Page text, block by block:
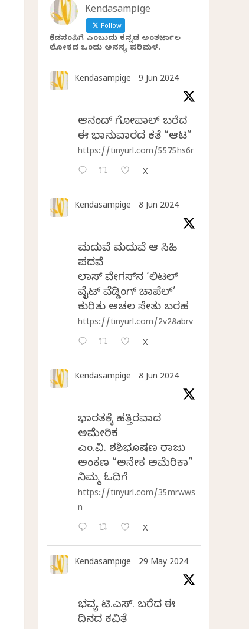
Kendasampige
Follow
ಕೆಂಡಸಂಪಿಗೆ ಎಂಬುದು ಕನ್ನಡ ಅಂತರ್ಜಾಲ
ಲೋಕದ ಒಂದು ಅನನ್ಯ ಪರಿಮಳ.
Kendasampige 9 Jun 2024
ಆನಂದ್‌ ಗೋಪಾಲ್‌ ಬರೆದ
ಈ ಭಾನುವಾರದ ಕತೆ “ಆಟ”
https://tinyurl.com/5575hs6r
X
Kendasampige 8 Jun 2024
ಮದುವೆ ಮದುವೆ ಆ ಸಿಹಿ
ಪದವೆ
ಲಾಸ್‌ ವೇಗಸ್‌ನ ‘ಲಿಟಲ್
ವೈಟ್ ವೆಡ್ಡಿಂಗ್ ಚಾಪೆಲ್’
ಕುರಿತು ಅಚಲ ಸೇತು ಬರಹ
https://tinyurl.com/2v28abrv
X
Kendasampige 8 Jun 2024
ಭಾರತಕ್ಕೆ ಹತ್ತಿರವಾದ
ಅಮೇರಿಕ
ಎಂ.ವಿ. ಶಶಿಭೂಷಣ ರಾಜು
ಅಂಕಣ “ಅನೇಕ ಅಮೆರಿಕಾ”
ನಿಮ್ಮ ಓದಿಗೆ
https://tinyurl.com/35mrwws
n
X
Kendasampige 29 May 2024
ಭವ್ಯ ಟಿ.ಎಸ್. ಬರೆದ ಈ
ದಿನದ ಕವಿತೆ